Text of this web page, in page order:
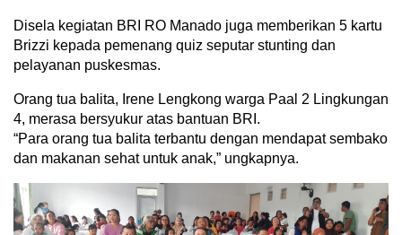
Disela kegiatan BRI RO Manado juga memberikan 5 kartu
Brizzi kepada pemenang quiz seputar stunting dan
pelayanan puskesmas.
Orang tua balita, Irene Lengkong warga Paal 2 Lingkungan
4, merasa bersyukur atas bantuan BRI.
“Para orang tua balita terbantu dengan mendapat sembako
dan makanan sehat untuk anak,” ungkapnya.